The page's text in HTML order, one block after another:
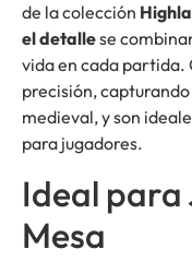
de la colección
el detallese
vida en cada partida.
precisión,
medieval, y son
para jugadores.
Ideal para
Mesa